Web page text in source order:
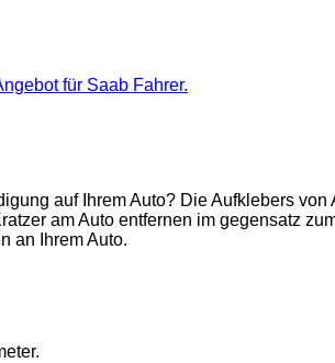
für Saab Fahrer.
auf Ihrem Auto? Die Aufklebers
am Auto entfernen im gegensatz
an Ihrem Auto.